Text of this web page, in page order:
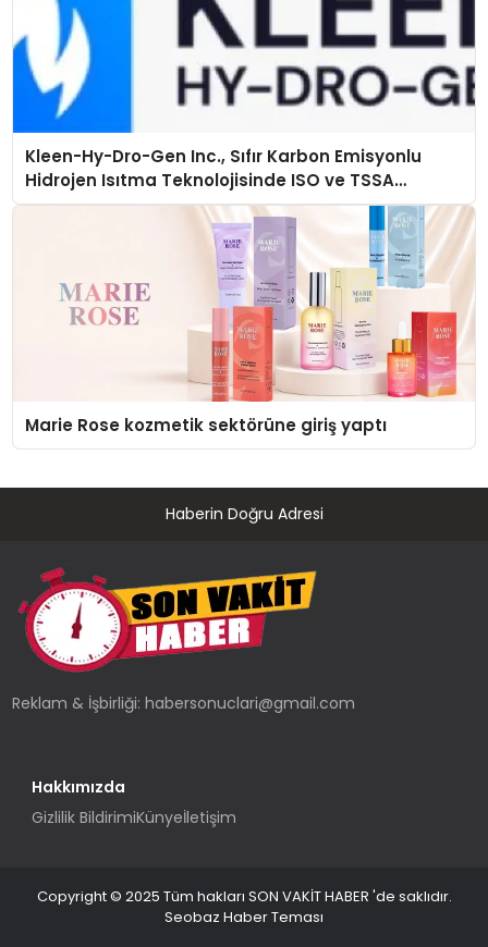
Kleen-Hy-Dro-Gen Inc., Sıfır Karbon Emisyonlu
Hidrojen Isıtma Teknolojisinde ISO ve TSSA
Düzenleyici Onaylarını Aldı
Marie Rose kozmetik sektörüne giriş yaptı
Haberin Doğru Adresi
Reklam & İşbirliği:habersonuclari@gmail.com
Hakkımızda
Gizlilik BildirimiKünyeİletişim
Copyright © 2025 Tüm hakları SON VAKİT HABER 'de saklıdır.
Seobaz Haber Teması